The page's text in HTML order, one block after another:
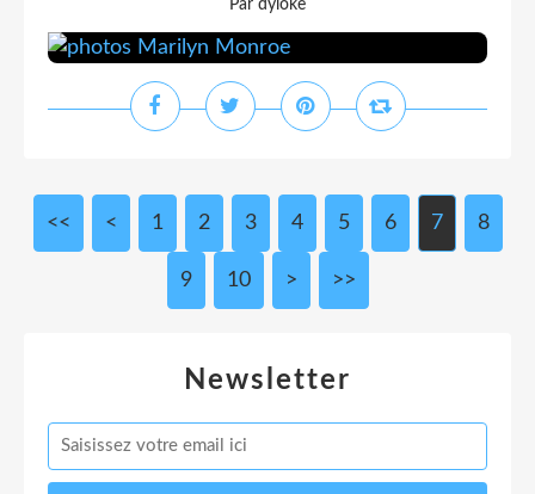
Par dyloke
<< < 1 2 3 4 5 6 7 8
9 10 > >>
Newsletter